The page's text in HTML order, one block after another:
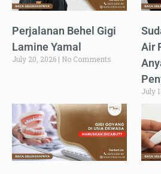
Perjalanan Behel Gigi
Lamine Yamal
July 20, 2026 No Comments
Air
July